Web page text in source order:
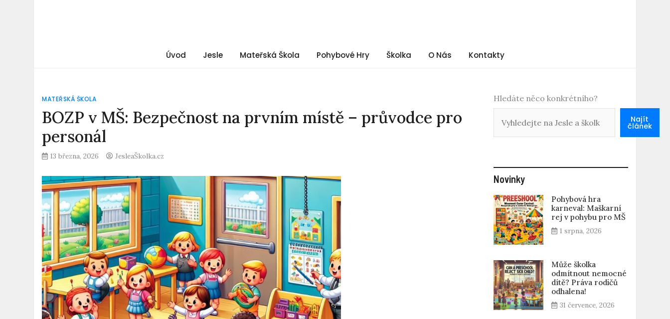
Úvod Jesle Mateřská Škola Pohybové Hry Školka O Nás Kontakty
MATEŘSKÁ ŠKOLA
BOZP v MŠ: Bezpečnost na prvním místě – průvodce pro
personál
13 března, 2026 JesleaŠkolka.cz
Hledáte něco konkrétního?
Najít
článek
Novinky
Pohybová hra
karneval: Maškarní
rej v pohybu pro MŠ
1 srpna, 2026
Může školka
odmítnout nemocné
dítě? Práva rodičů
odhalena!
31 července, 2026